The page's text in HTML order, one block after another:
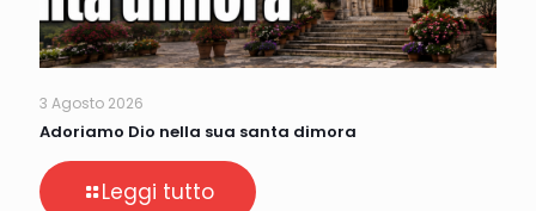
3 Agosto 2026
Adoriamo Dio nella sua santa dimora
Leggi tutto